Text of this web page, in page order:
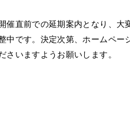
催直前での延期案内となり、大
中です。決定次第、ホームペー
いますようお願いします。